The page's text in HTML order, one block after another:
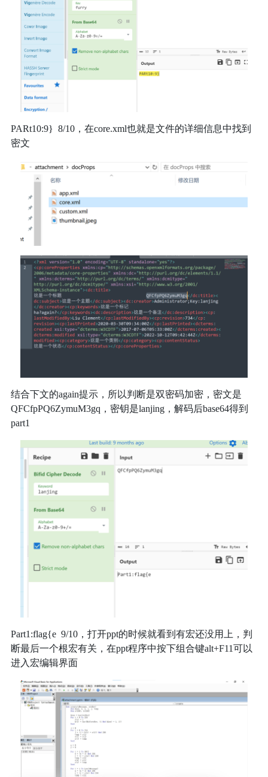
PARt10:9} 8/10，在core.xml也就是文件的详细信息中找到
密文
结合下文的again提示，所以判断是双密码加密，密文是
QFCfpPQ6ZymuM3gq，密钥是lanjing，解码后base64得到
part1
Part1:flag{e 9/10，打开ppt的时候就看到有宏还没用上，判
断最后一个根宏有关，在ppt程序中按下组合键alt+F11可以
进入宏编辑界面